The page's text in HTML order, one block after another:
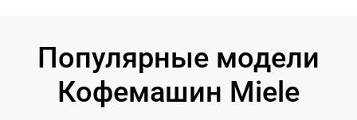
Популярные модели
Кофемашин Miele